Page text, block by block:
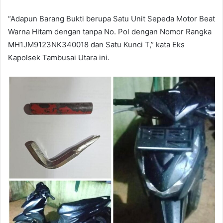
“Adapun Barang Bukti berupa Satu Unit Sepeda Motor Beat
Warna Hitam dengan tanpa No. Pol dengan Nomor Rangka
MH1JM9123NK340018 dan Satu Kunci T,” kata Eks
Kapolsek Tambusai Utara ini.